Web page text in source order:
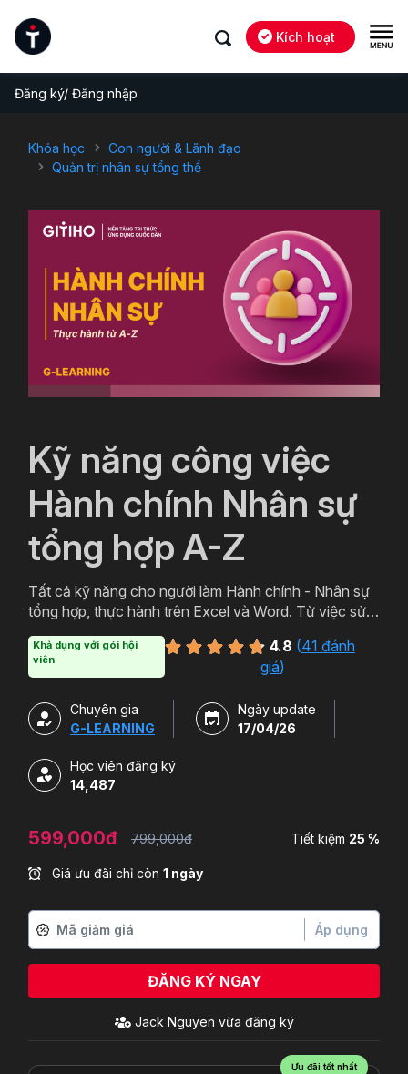
Kích hoạt
Đăng ký/ Đăng nhập
Khóa học
Con người & Lãnh đạo
Quản trị nhân sự tổng thể
Kỹ năng công việc
Hành chính Nhân sự
tổng hợp A-Z
Tất cả kỹ năng cho người làm Hành chính - Nhân sự
tổng hợp, thực hành trên Excel và Word. Từ việc sử
nhân sự, Quản lý TSCĐ ... tự động bằng file mẫu
VBA.
Khả dụng với gói hội
viên
4.8 (41 đánh
giá)
Chuyên gia
G-LEARNING
Ngày update
17/04/26
Học viên đăng ký
14,487
599,000đ 799,000đ Tiết kiệm 25 %
Giá ưu đãi chỉ còn 1 ngày
Áp dụng
ĐĂNG KÝ NGAY
Jack Nguyen vừa đăng ký
Ưu đãi tốt nhất